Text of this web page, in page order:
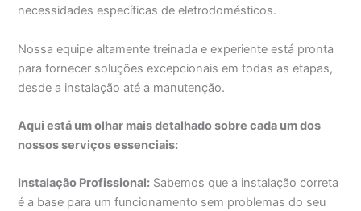
necessidades específicas de eletrodomésticos.
Nossa equipe altamente treinada e experiente está pronta
para fornecer soluções excepcionais em todas as etapas,
desde a instalação até a manutenção.
Aqui está um olhar mais detalhado sobre cada um dos
nossos serviços essenciais:
Instalação Profissional: Sabemos que a instalação correta
é a base para um funcionamento sem problemas do seu